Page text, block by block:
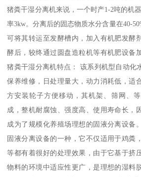
猪粪干湿分离机来说，一个时产1-2吨的机
率3kw。分离后的固态物质水分含量在40-
可将其转运至发酵槽内，加入有机肥发酵
酵后，较终通过圆盘造粒机等有机肥设备
猪粪干湿分离机特点： 该系列机型自动化
保养维修，日处理量大，动力消耗低，适
方安装轮子方便移动，其机架、筛网、
成，整机耐腐蚀、强度高、使用寿命长，
成为了规模化养殖场理想的固液分离设备
固液分离设备的一种，它不仅适用于鸡粪
等都有着很好的处理效果，由于它基于挤
物料的环境中适应性更广，是理想的湿料